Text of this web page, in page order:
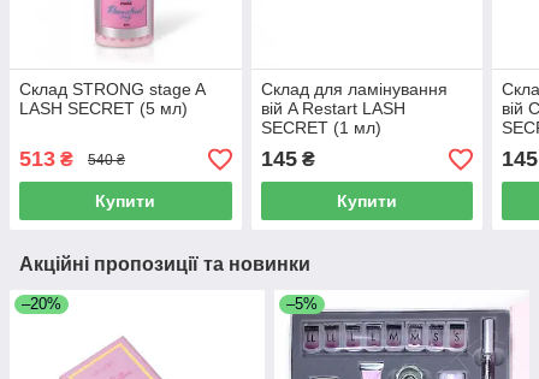
Склад STRONG stage A
LASH SECRET (5 мл)
513 ₴ 540 ₴
Купити
Склад для ламінування
вій A Restart LASH
SECRET (1 мл)
145₴
Купити
вій
145
Акційні пропозиції та новинки
–20% –5%